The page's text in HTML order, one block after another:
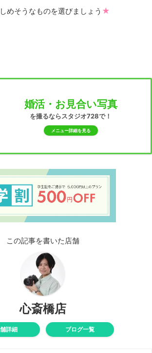
めそうなものを選びましょう ★
婚活・お見合い写真
を撮るならスタジオ728で！
メニュー詳細を見る
この記事を書いた店舗
心斎橋店
詳細 ブログ一覧